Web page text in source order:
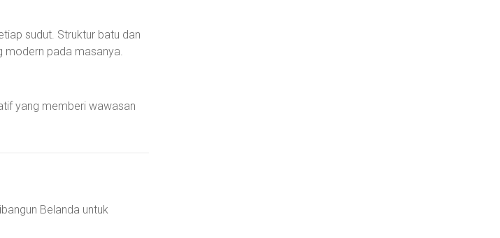
sudut. Struktur batu dan
modern pada masanya.
yang memberi wawasan
Belanda untuk